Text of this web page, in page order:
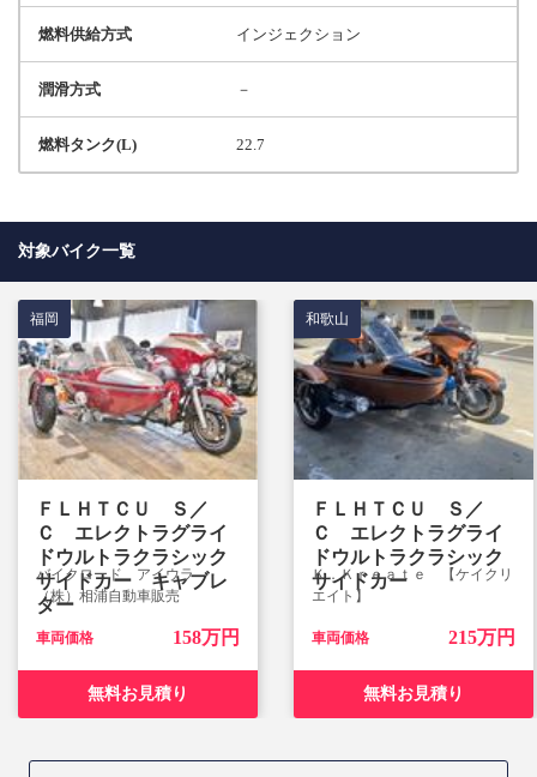
燃料供給方式 インジェクション
潤滑方式 －
燃料タンク(L) 22.7
対象バイク一覧
ＦＬＨＴＣＵ Ｓ／
Ｃ エレクトラグライ
ドウルトラクラシック
サイドカー キャブレ
ター
バイクロード アイウラ
（株）相浦自動車販売
福岡
車両価格 158万円
無料お見積り
ＦＬＨＴＣＵ Ｓ／
Ｃ エレクトラグライ
ドウルトラクラシック
サイドカー
Ｋ．Ｋｒｅａｔｅ 【ケイクリ
エイト】
和歌山
車両価格 215万円
無料お見積り